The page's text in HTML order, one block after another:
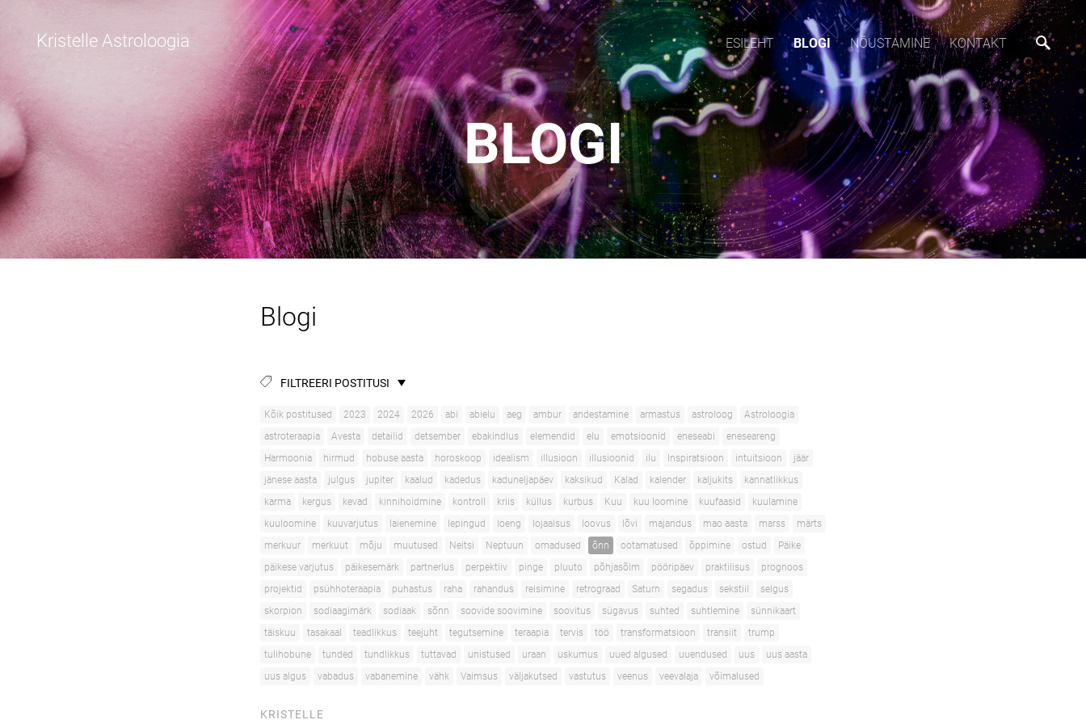
Kristelle Astroloogia ESILEHT BLOGI NÕUSTAMINE KONTAKT
BLOGI
Blogi
FILTREERI POSTITUSI
Kõik postitused 2023 2024 2026 abi abielu aeg ambur andestamine armastus astroloog
Astroloogia
astroteraapia
Avesta detailid detsember ebakindlus elemendid elu emotsioonid eneseabi
eneseareng
Harmoonia
hirmud hobuse aasta horoskoop idealism illusioon illusioonid ilu Inspiratsioon intuitsioon
jäär
jänese aasta
julgus jupiter kaalud kadedus kaduneljapäev kaksikud Kalad kalender kaljukits
kannatlikkus
karma
kergus kevad kinnihoidmine kontroll kriis küllus kurbus Kuu kuu loomine kuufaasid
kuulamine
kuuloomine
kuuvarjutus laienemine lepingud loeng lojaalsus loovus lõvi majandus mao aasta marss
märts
merkuur
merkuut mõju muutused Neitsi Neptuun omadused õnn ootamatused õppimine ostud
Päike
päikese varjutus
päikesemärk partnerlus perpektiiv pinge pluuto põhjasõlm pööripäev praktilisus
prognoos
projektid
psühhoteraapia puhastus raha rahandus reisimine retrograad Saturn segadus sekstiil
selgus
skorpion
sodiaagimärk sodiaak sõnn soovide soovimine soovitus sügavus suhted suhtlemine
sünnikaart
täiskuu
tasakaal teadlikkus teejuht tegutsemine teraapia tervis töö transformatsioon transiit
trump
tulihobune
tunded tundlikkus tuttavad unistused uraan uskumus uued algused uuendused uus
uus aasta
uus algus
vabadus vabanemine vähk Vaimsus väljakutsed vastutus veenus veevalaja võimalused
KRISTELLE